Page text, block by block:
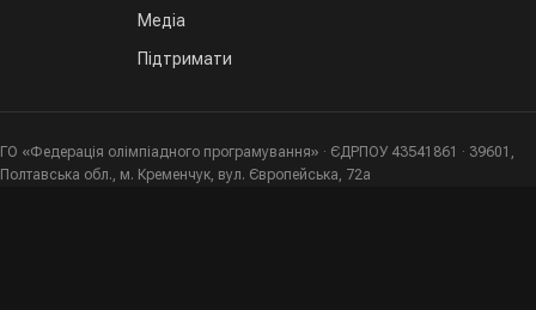
Медіа
Підтримати
ГО «Федерація олімпіадного програмування» · ЄДРПОУ 43541861 · 39601,
Полтавська обл., м. Кременчук, вул. Європейська, 72а